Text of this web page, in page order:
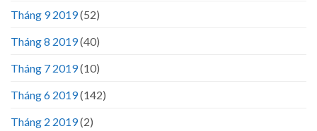
Tháng 9 2019(52)
Tháng 8 2019(40)
Tháng 7 2019(10)
Tháng 6 2019(142)
Tháng 2 2019(2)